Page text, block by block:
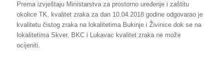
Prema izvještaju Ministarstva za prostorno uređenje i zaštitu
okolice TK, kvalitet zraka za dan 10.04.2018 godine odgovarao je
kvalitetu čistog zraka na lokalitetima Bukinje i Živinice dok se na
lokalitetima Skver, BKC i Lukavac kvalitet zraka ne može
ocijeniti.